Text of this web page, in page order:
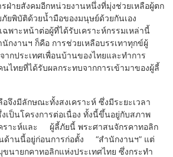
ฝ่ายสังคมอีกหน่วยงานหนึ่งที่มุ่งช่วยเหลือผู้ตก
ยพิบัติด้วยน้ำมือของมนุษย์ด้วยกันเอง
พาะหน้าต่อผู้ที่ได้รับเคราะห์กรรมเหล่านี้
กงานฯ ก็คือ การช่วยเหลือบรรเทาทุกข์ผู้
กประเทศเพื่อนบ้านของไทยและทำการ
ไทยที่ได้รับผลกระทบจากการเข้ามาของผู้ลี้
จึงมีลักษณะทั้งสงเคราะห์ ซึ่งมีระยะเวลา
ป็นโครงการต่อเนื่อง ทั้งนี้ขึ้นอยู่กับสภาพ
ราะห์และ ผู้ลี้ภัยนี้ พระศาสนจักรคาทอลิก
ด้านนี้อยู่ก่อนการก่อตั้ง “สำนักงานฯ” แต่
นายกคาทอลิกแห่งประเทศไทย ซึ่งกระทำ